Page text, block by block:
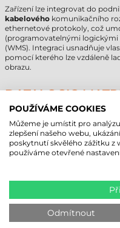
Zařízení lze integrovat do
kabelového komunikačního
ethernetové protokoly, což
(programovatelnými logickými
(WMS). Integraci usnadňuje
pomocí kterého lze vzdáleně
obrazu.
DATALOGIC
ČÁROVÝCH
PARAMETRY
Značka
Model
Max. čtecí vzdálenost
Uživatelské prostředí
Provedení
POUŽÍVÁME COOKIES
Můžeme je umístit pro
zlepšení našeho webu,
poskytnutí skvělého zážitku z
používáme otevřené
Odmítnout